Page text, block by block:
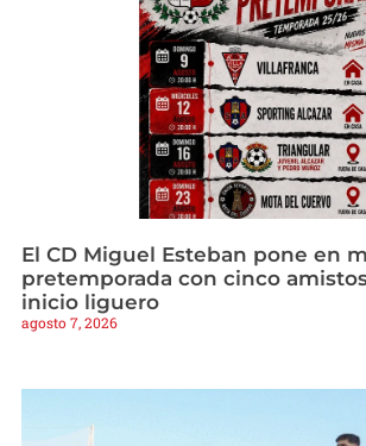
El CD Miguel Esteban pone en
pretemporada con cinco
inicio liguero
agosto 7, 2026